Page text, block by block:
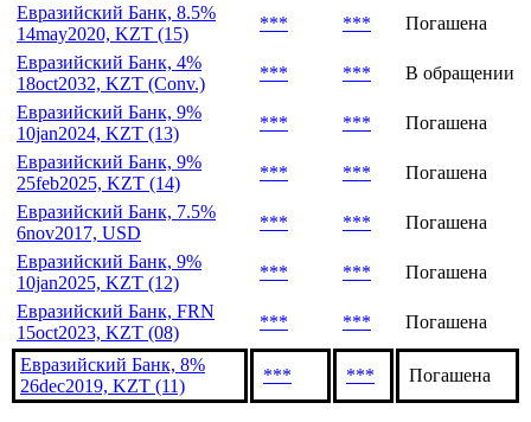
Евразийский Банк, 8.5%
14may2020, KZT (15)
*** ***
Погашена
Евразийский Банк, 4%
18oct2032, KZT (Conv.)
*** ***
В обращении
Евразийский Банк, 9%
10jan2024, KZT (13)
*** ***
Погашена
Евразийский Банк, 9%
25feb2025, KZT (14)
*** ***
Погашена
Евразийский Банк, 7.5%
6nov2017, USD
*** ***
Погашена
Евразийский Банк, 9%
10jan2025, KZT (12)
*** ***
Погашена
Евразийский Банк, FRN
15oct2023, KZT (08)
*** *** Погашена
Евразийский Банк, 8%
26dec2019, KZT (11)
*** *** Погашена